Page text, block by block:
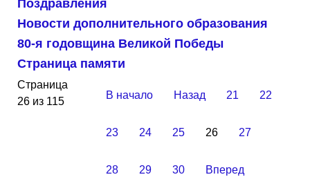
Поздравления
Новости дополнительного образования
80-я годовщина Великой Победы
Страница памяти
Страница
26 из 115
В начало Назад 21 22
23 24 25 26 27
28 29 30 Вперед